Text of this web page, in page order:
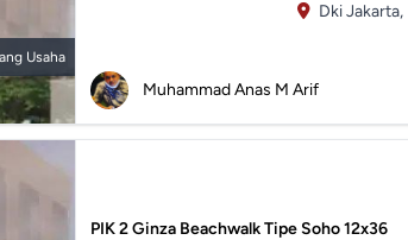
Usaha
Dki Jakarta,
Muhammad Anas M Arif
PIK 2 Ginza Beachwalk Tipe Soho 12x36